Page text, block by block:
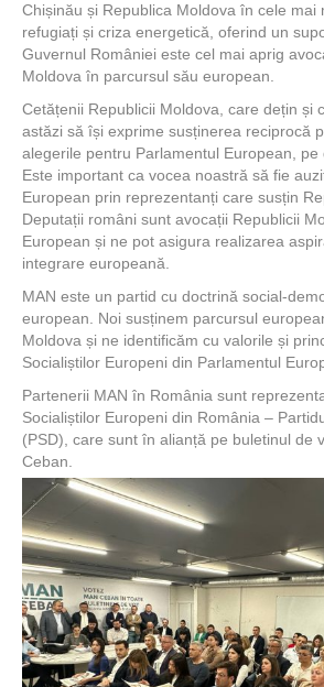
Chișinău și Republica Moldova în cele mai
refugiați și criza energetică, oferind un
Guvernul României este cel mai aprig
Moldova în parcursul său european.
Cetățenii Republicii Moldova, care dețin și
astăzi să își exprime susținerea reciprocă
alegerile pentru Parlamentul European, pe
Este important ca vocea noastră să fie
European prin reprezentanți care susțin
Deputații români sunt avocații Republicii
European și ne pot asigura realizarea
integrare europeană.
MAN este un partid cu doctrină social-
european. Noi susținem parcursul
Moldova și ne identificăm cu valorile și
Socialiștilor Europeni din Parlamentul
Partenerii MAN în România sunt
Socialiștilor Europeni din România –
(PSD), care sunt în alianță pe buletinul de
Ceban.